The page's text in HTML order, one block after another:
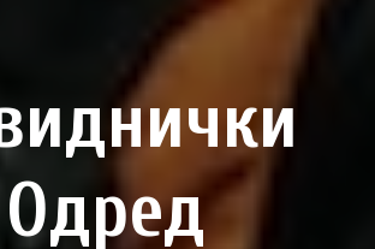
Одред